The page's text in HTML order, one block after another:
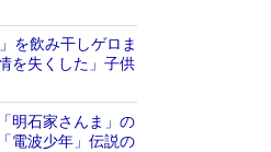
を飲み干しゲロま
を失くした」子供
明石家さんま」の
電波少年」伝説の